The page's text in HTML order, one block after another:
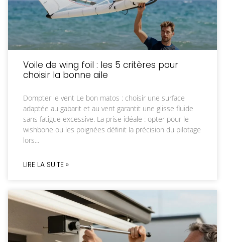
Voile de wing foil : les 5 critères pour
choisir la bonne aile
Dompter le vent Le bon matos : choisir une surface
adaptée au gabarit et au vent garantit une glisse fluide
sans fatigue excessive. La prise idéale : opter pour le
wishbone ou les poignées définit la précision du pilotage
lors
LIRE LA SUITE »